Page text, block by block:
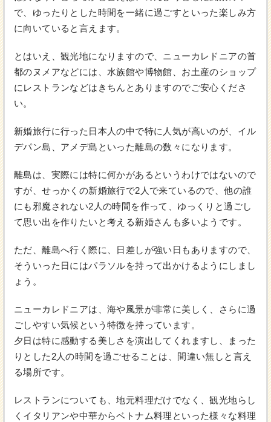
で、ゆったりとした時間を一緒に過ごすといった楽しみ方
に向いていると言えます。
とはいえ、観光地になりますので、ニューカレドニアの首
都のヌメアなどには、水族館や博物館、お土産のショップ
にレストランなどはきちんとありますのでご安心くださ
い。
新婚旅行に行った日本人の中で特に人気が高いのが、イル
デパン島、アメデ島といった離島の数々になります。
離島は、実際には特に何かがあるというわけではないので
すが、せっかくの新婚旅行で2人で来ているので、他の誰
にも邪魔されない2人の時間を作って、ゆっくりと過ごし
て思い出を作りたいと考える新婚さんも多いようです。
ただ、離島へ行く際に、日差しが強い日もありますので、
そういった日にはパラソルを持って出かけるようにしまし
ょう。
ニューカレドニアは、海や風景が非常に美しく、さらに過
ごしやすい気候という特徴を持っています。
夕日は特に感動する美しさを演出してくれますし、まった
りとした2人の時間を過ごせることは、間違い無しと言え
る場所です。
レストランについても、地元料理だけでなく、観光地らし
くイタリアンや中華からベトナム料理といった様々な料理